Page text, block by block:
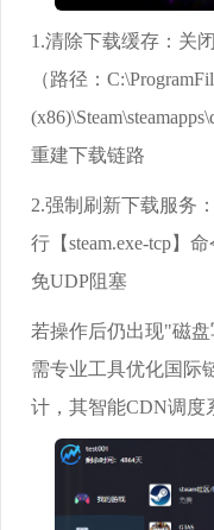
1.清除下载缓存：关
（路径：
重建下载链路
2.强制刷新下载服务
行【steam.exe-tcp】
免UDP阻塞
若操作后仍出现"磁
需专业工具优化国际
计，其智能CDN调度